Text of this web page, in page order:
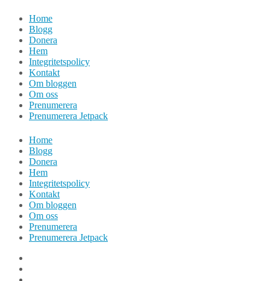
Hoppa
innehåll
Home
Blogg
Donera
Hem
Integritetspolicy
Kontakt
Om bloggen
Om oss
Prenumerera
Prenumerera Jetpack
Home
Blogg
Donera
Hem
Integritetspolicy
Kontakt
Om bloggen
Om oss
Prenumerera
Prenumerera Jetpack